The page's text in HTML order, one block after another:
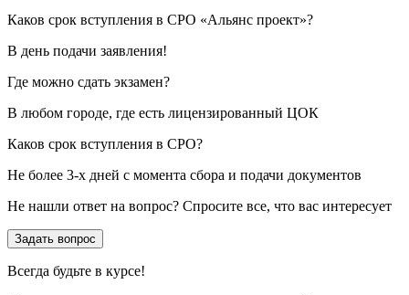
Каков срок вступления в СРО «Альянс проект»?
В день подачи заявления!
Где можно сдать экзамен?
В любом городе, где есть лицензированный ЦОК
Каков срок вступления в СРО?
Не более 3-х дней с момента сбора и подачи документов
Не нашли ответ на вопрос? Спросите все, что вас интересует
Задать вопрос
Всегда будьте в курсе!